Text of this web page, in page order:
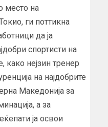
место на
ги поттикна
да ја
спортисти на
како нејзин тренер
на најдобрите
Македонија за
а за
ја освои